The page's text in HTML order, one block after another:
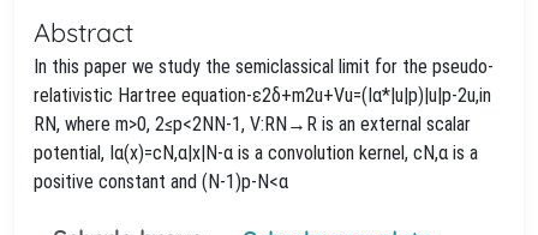
Abstract
In this paper we study the semiclassical limit for the pseudo-
relativistic Hartree equation-ε2δ+m2u+Vu=(Iα*|u|p)|u|p-2u,in
RN, where m>0, 2≤p<2NN-1, V:RN→R is an external scalar
potential, Iα(x)=cN,α|x|N-α is a convolution kernel, cN,α is a
positive constant and (N-1)p-N<α